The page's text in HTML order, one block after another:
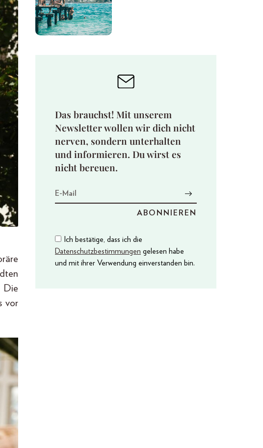
Die
vor
Das brauchst! Mit unserem
Newsletter wollen wir dich nicht
nerven, sondern unterhalten
und informieren. Du wirst es
nicht bereuen.
Ich bestätige, dass ich die
Datenschutzbestimmungen gelesen habe
und mit ihrer Verwendung einverstanden bin.